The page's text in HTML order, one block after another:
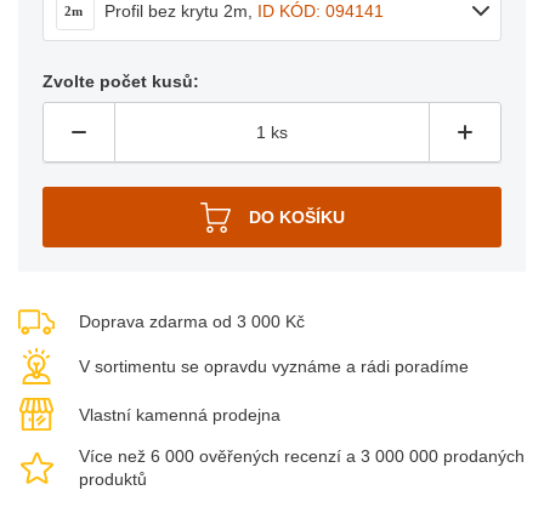
2m Profil bez krytu 2m, ID KÓD: 094141
Zvolte počet kusů:
Doprava zdarma od 3 000 Kč
V sortimentu se opravdu vyznáme a rádi poradíme
Vlastní kamenná prodejna
Více než 6 000 ověřených recenzí a 3 000 000 prodaných
produktů